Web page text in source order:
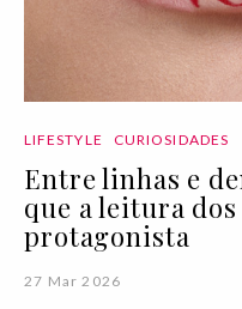
LIFESTYLE CURIOSIDADES
Entre linhas e
que a leitura
protagonista
27 Mar 2026